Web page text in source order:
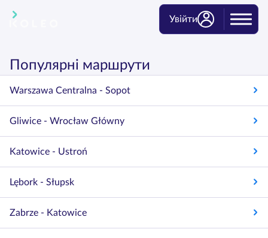
Увійти
Популярні маршрути
Warszawa Centralna - Sopot
Gliwice - Wrocław Główny
Katowice - Ustroń
Lębork - Słupsk
Zabrze - Katowice